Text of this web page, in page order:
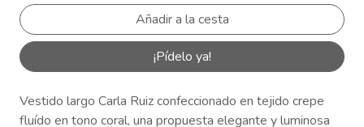
¡Pídelo ya!
Vestido largo Carla Ruiz confeccionado en tejido crepe
fluído en tono coral, una propuesta elegante y luminosa